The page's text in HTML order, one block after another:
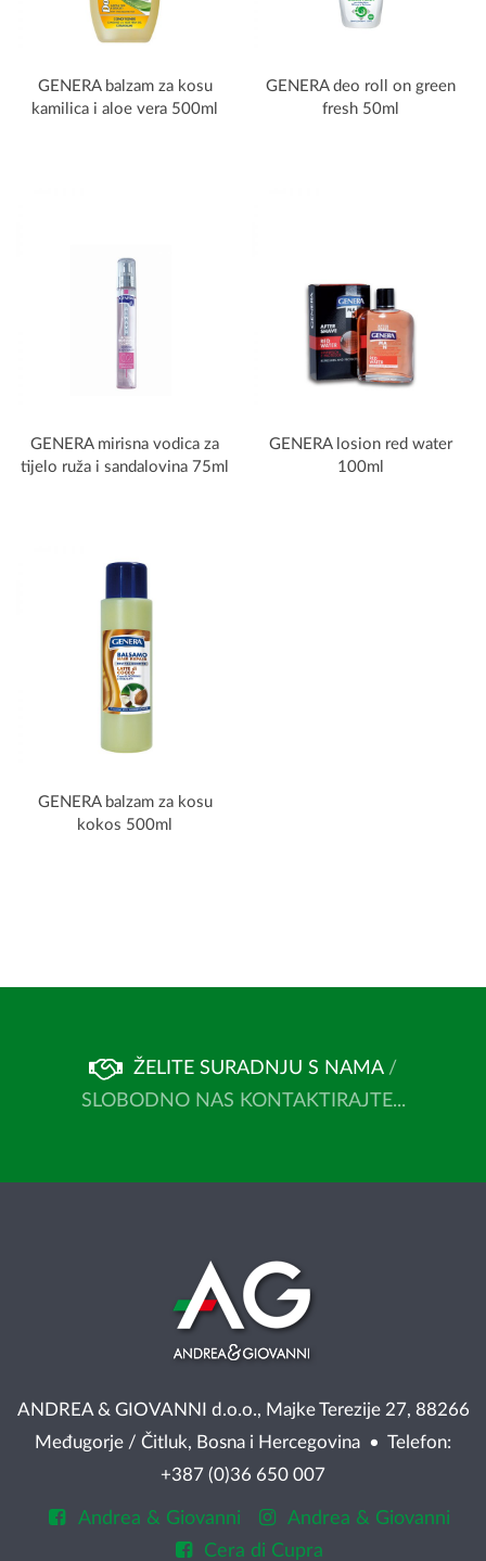
GENERA balzam za kosu
kamilica i aloe vera 500ml
GENERA deo roll on green
fresh 50ml
GENERA mirisna vodica za
tijelo ruža i sandalovina 75ml
GENERA losion red water
100ml
GENERA balzam za kosu
kokos 500ml
ŽELITE SURADNJU S NAMA /
SLOBODNO NAS KONTAKTIRAJTE...
ANDREA & GIOVANNI d.o.o., Majke Terezije 27, 88266
Međugorje / Čitluk, Bosna i Hercegovina • Telefon:
+387 (0)36 650 007
Andrea & Giovanni
Andrea & Giovanni
Cera di Cupra